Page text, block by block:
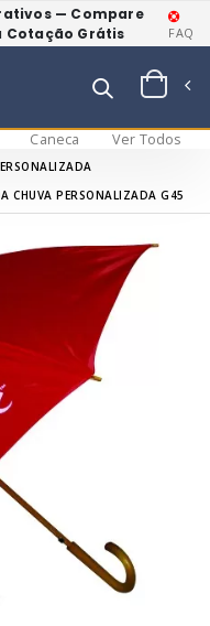
— Compare
Cotação Grátis
FAQ
Caneca Ver Todos
CHUVA PERSONALIZADA G45